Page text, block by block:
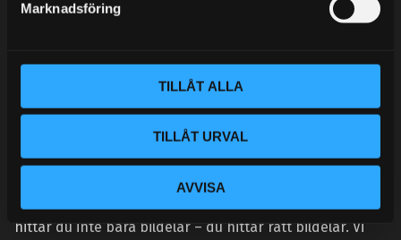
Marknadsföring
TILLÅT ALLA
TILLÅT URVAL
AVVISA
Vi lever och andas prestanda. Hos Street Performance
hittar du inte bara bildelar – du hittar rätt bildelar. Vi